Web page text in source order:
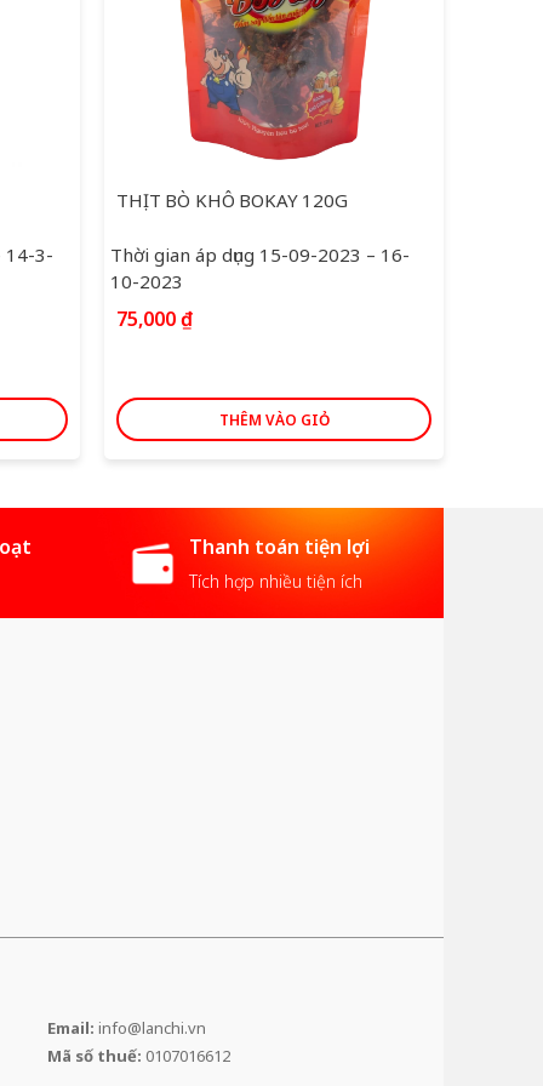
14-3-
THỊT BÒ KHÔ BOKAY 120G
Thời gian áp dụng 15-09-2023 – 16-
10-2023
75,000₫
THÊM VÀO GIỎ
Thanh toán tiện lợi
Tích hợp nhiều tiện ích
Email: info@lanchi.vn
Mã số thuế: 0107016612